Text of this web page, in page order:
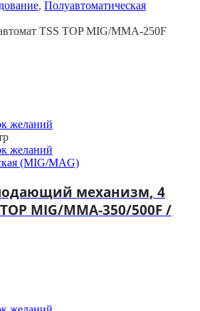
, Полуавтоматическая
TSS TOP MIG/MMA-250F
желаний
желаний
(MIG/MAG)
механизм, 4
MIG/MMA-350/500F /